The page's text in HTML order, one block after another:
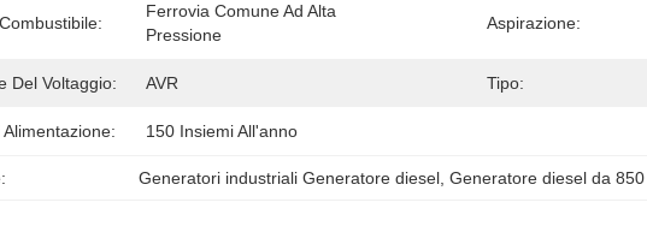
Ferrovia Comune Ad Alta
Pressione
Aspirazione:
Del Voltaggio: AVR Tipo:
150 Insiemi All'anno
Generatori industriali Generatore diesel , Generatore diesel da 850